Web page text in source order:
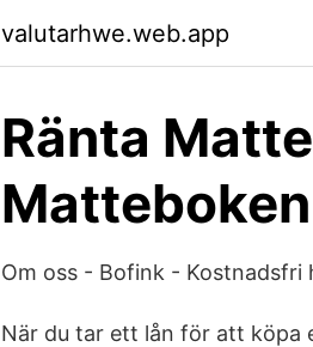
valutarhwe.web.app
Ränta
Matteboken
Om oss - Bofink - Kostnadsfri
När du tar ett lån för att köpa